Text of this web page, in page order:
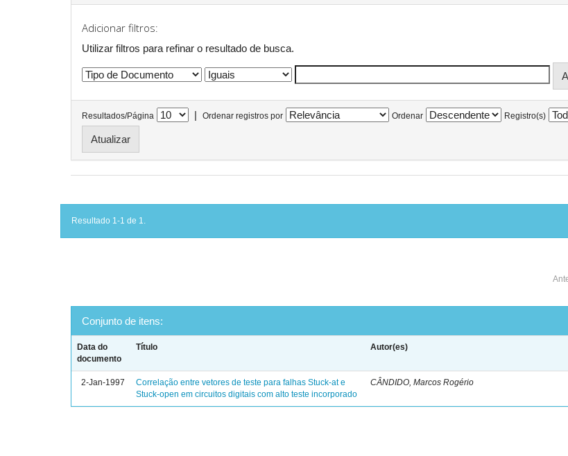
Adicionar filtros:
Utilizar filtros para refinar o resultado de busca.
Resultados/Página | Ordenar registros por Ordenar Registro(s)
Resultado 1-1 de 1.
Conjunto de itens:
Data do
documento
Título Autor(es)
2-Jan-1997
Correlação entre vetores de teste para falhas Stuck-at e
Stuck-open em circuitos digitais com alto teste incorporado
CÂNDIDO, Marcos Rogério